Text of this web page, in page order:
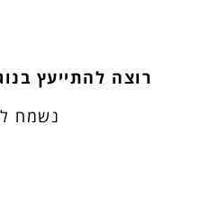
רוצה להתייעץ
נשמח